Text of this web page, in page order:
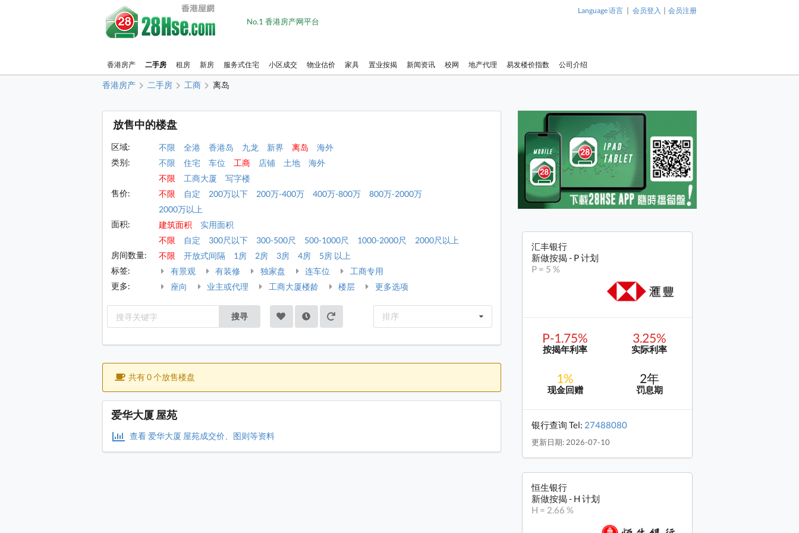
No.1 香港房产网平台
Language 语言 | 会员登入 | 会员注册
香港房产 二手房 租房 新房 服务式住宅 小区成交 物业估价 家具 置业按揭 新闻资讯 校网 地产代理 易发楼价指数 公司介绍
香港房产 二手房 工商 离岛
放售中的楼盘
区域: 不限 全港 香港岛 九龙 新界 离岛
海外
类别:
不限 住宅 车位 工商 店铺 土地
海外
不限
工商大厦
写字楼
售价:
不限 自定 200万以下 200万-400万 400万-800万
800万-2000万
2000万以上
面积:
建筑面积
实用面积
不限
自定 300尺以下 300-500尺 500-1000尺 1000-2000尺
2000尺以上
房间数量:
不限 开放式间隔 1房 2房 3房 4房
5房 以上
标签:
有景观 有装修 独家盘 连车位
工商专用
更多:
座向 业主或代理 工商大厦楼龄 楼层 更多选项
搜寻 排序
共有 0 个放售楼盘
爱华大厦 屋苑
查看 爱华大厦 屋苑成交价、图则等资料
汇丰银行
新做按揭 - P 计划
P = 5 %
P-1.75%
按揭年利率
3.25%
实际利率
1%
现金回赠
2年
罚息期
银行查询 Tel: 27488080
更新日期: 2026-07-10
恒生银行
新做按揭 - H 计划
H = 2.66 %